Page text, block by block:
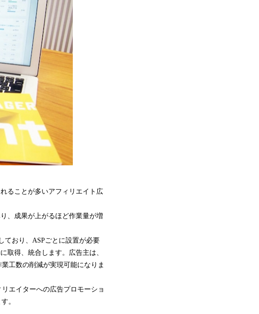
ることが多いアフィリエイト広
、成果が上がるほど作業量が増
ており、ASPごとに設置が必要
取得、統合します。広告主は、
工数の削減が実現可能になりま
エイターへの広告プロモーショ
。